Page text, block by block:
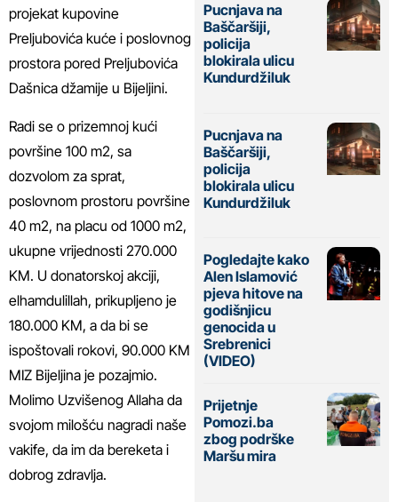
projekat kupovine
Preljubovića kuće i poslovnog
prostora pored Preljubovića
Dašnica džamije u Bijeljini.
Radi se o prizemnoj kući
površine 100 m2, sa
dozvolom za sprat,
poslovnom prostoru površine
40 m2, na placu od 1000 m2,
ukupne vrijednosti 270.000
KM. U donatorskoj akciji,
elhamdulillah, prikupljeno je
180.000 KM, a da bi se
ispoštovali rokovi, 90.000 KM
MIZ Bijeljina je pozajmio.
Molimo Uzvišenog Allaha da
svojom milošću nagradi naše
vakife, da im da bereketa i
dobrog zdravlja.
Pucnjava na
Baščaršiji,
policija
blokirala ulicu
Kundurdžiluk
Pucnjava na
Baščaršiji,
policija
blokirala ulicu
Kundurdžiluk
Pogledajte kako
Alen Islamović
pjeva hitove na
godišnjicu
genocida u
Srebrenici
(VIDEO)
Prijetnje
Pomozi.ba
zbog podrške
Maršu mira